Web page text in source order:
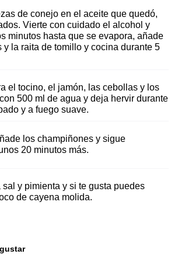
de conejo en el aceite que quedó,
Vierte con cuidado el alcohol y
minutos hasta que se evapora, añade
y la raita de tomillo y cocina durante 5
el tocino, el jamón, las cebollas y los
500 ml de agua y deja hervir durante
y a fuego suave.
los champiñones y sigue
20 minutos más.
sal y pimienta y si te gusta puedes
de cayena molida.